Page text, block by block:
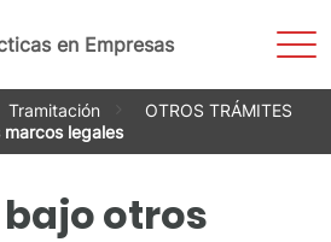
en Empresas
Tramitación
OTROS TRÁMITES
legales
otros